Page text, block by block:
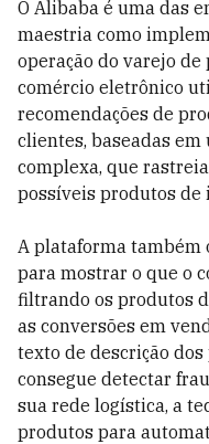
O Alibaba é uma das
maestria como
operação do varejo
comércio eletrônico
recomendações de
clientes, baseadas
complexa, que
possíveis produtos de
A plataforma também
para mostrar o que o
filtrando os produtos
as conversões em
texto de descrição
consegue detectar
sua rede logística, a
produtos para